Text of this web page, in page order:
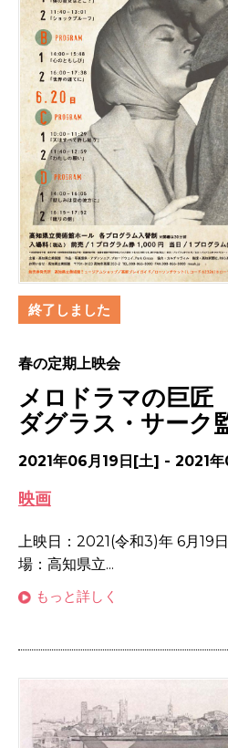
終了しました
春の定期上映会
メロドラマの巨匠
ダグラス・サーク
2021年06月19日[土] - 2021
映画
上映日：2021(令和3)年 6月19
場：高知県立...
もっと詳しく